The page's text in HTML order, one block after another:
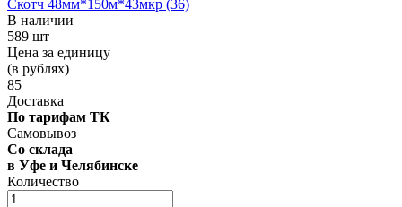
Скотч 48мм*150м*43мкр (36)
В наличии
589 шт
Цена за единицу
(в рублях)
85
Доставка
По тарифам ТК
Самовывоз
Со склада
в Уфе и Челябинске
Количество